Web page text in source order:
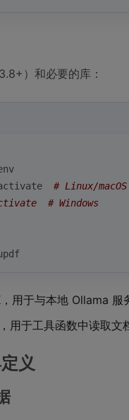
）和必要的库：
activate # Linux/macOS
# Windows
用于与本地 Ollama 服
用于工具函数中读取文
义